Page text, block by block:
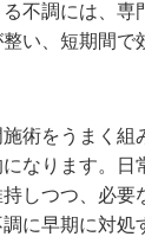
不調には、専
い、短期間で
術をうまく組
なります。日
しつつ、必要
に早期に対処